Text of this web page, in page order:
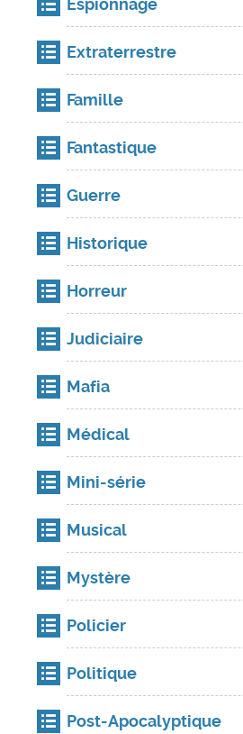
Espionnage
Extraterrestre
Famille
Fantastique
Guerre
Historique
Horreur
Judiciaire
Mafia
Médical
Mini-série
Musical
Mystère
Policier
Politique
Post-Apocalyptique